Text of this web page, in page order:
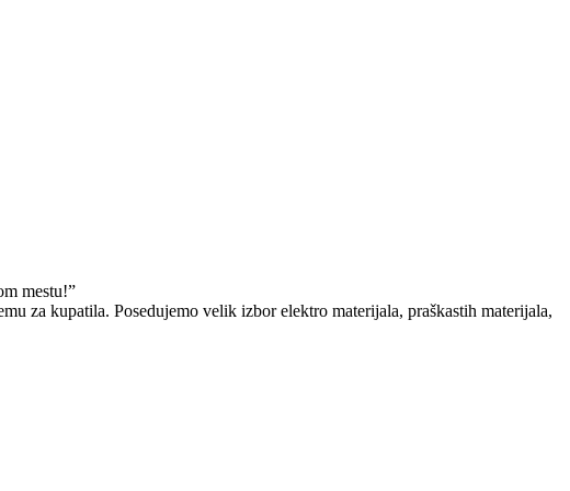
mestu!”
za kupatila. Posedujemo velik izbor elektro materijala, praškastih materijala,